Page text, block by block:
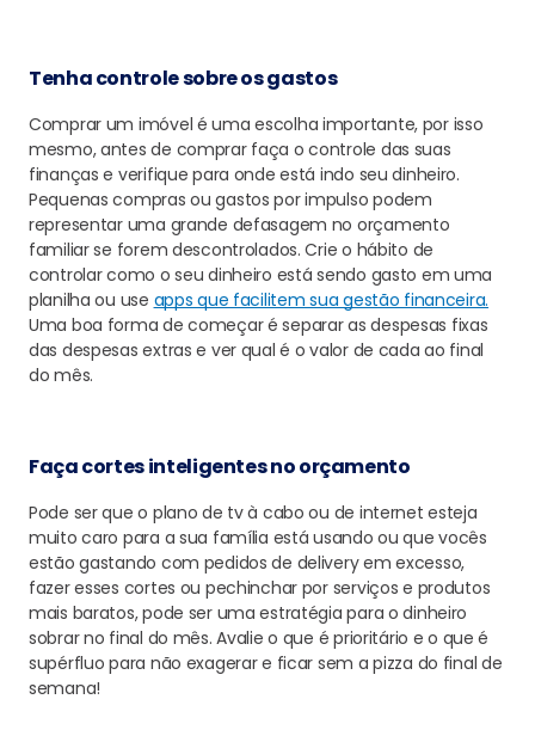
Tenha controle sobre os gastos
Comprar um imóvel é uma escolha importante, por isso
mesmo, antes de comprar faça o controle das suas
finanças e verifique para onde está indo seu dinheiro.
Pequenas compras ou gastos por impulso podem
representar uma grande defasagem no orçamento
familiar se forem descontrolados. Crie o hábito de
controlar como o seu dinheiro está sendo gasto em uma
planilha ou use apps que facilitem sua gestão financeira.
Uma boa forma de começar é separar as despesas fixas
das despesas extras e ver qual é o valor de cada ao final
do mês.
Faça cortes inteligentes no orçamento
Pode ser que o plano de tv à cabo ou de internet esteja
muito caro para a sua família está usando ou que vocês
estão gastando com pedidos de delivery em excesso,
fazer esses cortes ou pechinchar por serviços e produtos
mais baratos, pode ser uma estratégia para o dinheiro
sobrar no final do mês. Avalie o que é prioritário e o que é
supérfluo para não exagerar e ficar sem a pizza do final de
semana!